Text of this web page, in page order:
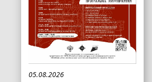
05.08.2026